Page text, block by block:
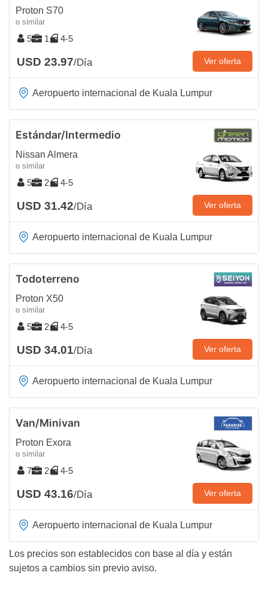
Proton S70
o similar
5 1 4-5
USD 23.97/Día Ver oferta
Aeropuerto internacional de Kuala Lumpur
Estándar/Intermedio
Nissan Almera
o similar
5 2 4-5
USD 31.42/Día Ver oferta
Aeropuerto internacional de Kuala Lumpur
Todoterreno
Proton X50
o similar
5 2 4-5
USD 34.01/Día Ver oferta
Aeropuerto internacional de Kuala Lumpur
Van/Minivan
Proton Exora
o similar
7 2 4-5
USD 43.16/Día Ver oferta
Aeropuerto internacional de Kuala Lumpur
Los precios son establecidos con base al día y están
sujetos a cambios sin previo aviso.